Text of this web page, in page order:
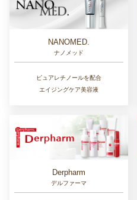
NANOMED.
ナノメッド
ピュアレチノールを配合
エイジングケア美容液
Derpharm
デルファーマ